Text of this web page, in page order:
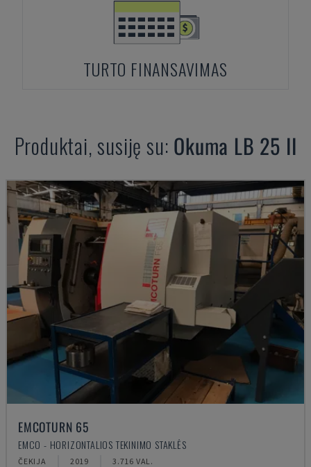
TURTO FINANSAVIMAS
Produktai, susiję su: Okuma LB 25 II
EMCOTURN 65
EMCO - HORIZONTALIOS TEKINIMO STAKLĖS
ČEKIJA 2019 3.716 VAL.